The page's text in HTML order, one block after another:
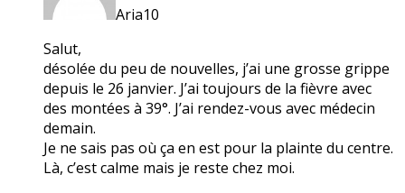
Aria10
Salut,
désolée du peu de nouvelles, j’ai une grosse grippe
depuis le 26 janvier. J’ai toujours de la fièvre avec
des montées à 39°. J’ai rendez-vous avec médecin
demain.
Je ne sais pas où ça en est pour la plainte du centre.
Là, c’est calme mais je reste chez moi.